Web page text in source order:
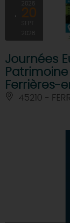
2026
20
SEPT
2026
Journées
Ferrières-
45210 -